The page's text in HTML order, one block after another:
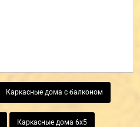
Каркасные дома с балконом
Каркасные дома 6х5